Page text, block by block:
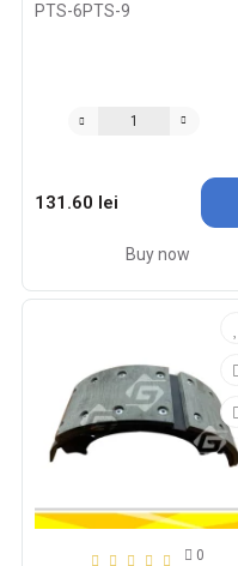
PTS-6PTS-9
131.60 lei
Buy now
0